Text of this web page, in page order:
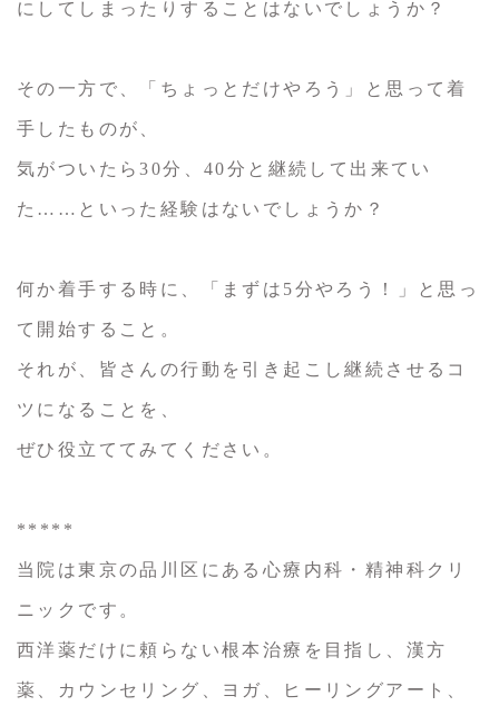
にしてしまったりすることはないでしょうか？
その一方で、「ちょっとだけやろう」と思って着
手したものが、
気がついたら30分、40分と継続して出来てい
た……といった経験はないでしょうか？
何か着手する時に、「まずは5分やろう！」と思っ
て開始すること。
それが、皆さんの行動を引き起こし継続させるコ
ツになることを、
ぜひ役立ててみてください。
*****
当院は東京の品川区にある心療内科・精神科クリ
ニックです。
西洋薬だけに頼らない根本治療を目指し、漢方
薬、カウンセリング、ヨガ、ヒーリングアート、